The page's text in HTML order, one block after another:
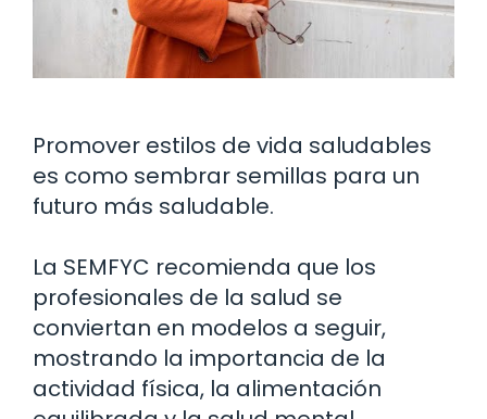
Promover estilos de vida saludables
es como sembrar semillas para un
futuro más saludable.
La SEMFYC recomienda que los
profesionales de la salud se
conviertan en modelos a seguir,
mostrando la importancia de la
actividad física, la alimentación